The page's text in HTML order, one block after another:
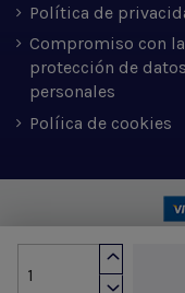
Política de
Compromiso con la
protección de datos
personales
Políica de cookies
Zulu Tactical S.L.